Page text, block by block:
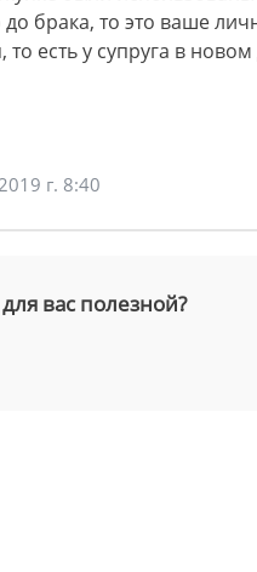
до брака, то это ваше
то есть у супруга в
г. 8:40
вас полезной?